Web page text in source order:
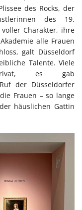
des Rocks, der
des 19.
Charakter, ihre
alle Frauen
galt Düsseldorf
Talente. Viele
privat, es gab
der Düsseldorfer
Frauen – so lange
häuslichen Gattin